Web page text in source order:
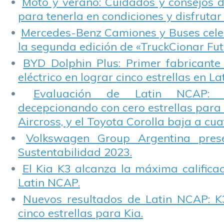
para tenerla en condiciones y disfrutar
Mercedes-Benz Camiones y Buses
la segunda edición de «TruckCionar
BYD Dolphin Plus: Primer
eléctrico en lograr cinco estrellas en
Evaluación de Latin NCAP:
decepcionando con cero estrellas para
Aircross, y el Toyota Corolla baja a
Volkswagen Group Argentina
Sustentabilidad 2023.
El Kia K3 alcanza la máxima
Latin NCAP.
Nuevos resultados de Latin NCAP:
cinco estrellas para Kia.